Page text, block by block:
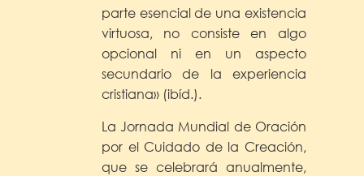
parte esencial de una existencia
virtuosa, no consiste en algo
opcional ni en un aspecto
secundario de la experiencia
cristiana» (ibíd.).
La Jornada Mundial de Oración
por el Cuidado de la Creación,
que se celebrará anualmente,